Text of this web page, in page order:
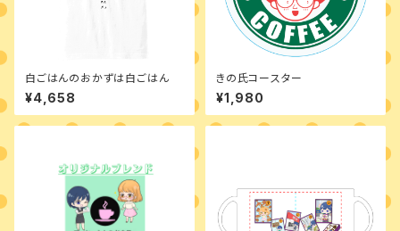
白ごはんのおかずは白ごはん
¥4,658
きの氏コースター
¥1,980